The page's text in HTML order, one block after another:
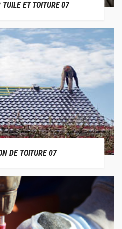
TUILE ET TOITURE 07
DE TOITURE 07